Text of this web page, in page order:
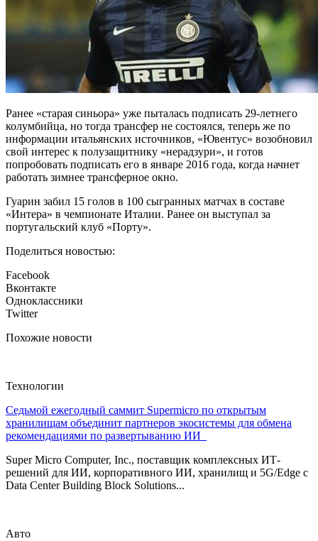
Ранее «старая синьора» уже пыталась подписать 29-летнего
колумбийца, но тогда трансфер не состоялся, теперь же по
информации итальянских источников, «Ювентус» возобновил
свой интерес к полузащитнику «нерадзури», и готов
попробовать подписать его в январе 2016 года, когда начнет
работать зимнее трансферное окно.
Гуарин забил 15 голов в 100 сыгранных матчах в составе
«Интера» в чемпионате Италии. Ранее он выступал за
португальский клуб «Порту».
Поделиться новостью:
Facebook
Вконтакте
Одноклассники
Twitter
Похожие новости
Технологии
Седьмой ежегодный саммит Supermicro по открытым
хранилищам объединит партнеров экосистемы для обмена
рекомендациями по развертыванию ИИ
Super Micro Computer, Inc., поставщик комплексных ИТ-
решений для ИИ, корпоративного ИИ, хранилищ и 5G/Edge с
Data Center Building Block Solutions...
Авто